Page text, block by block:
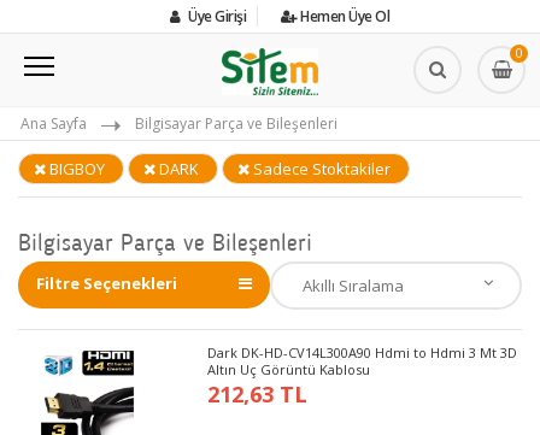
Üye Girişi Hemen Üye Ol
0
Ana Sayfa Bilgisayar Parça ve Bileşenleri
BIGBOY DARK Sadece Stoktakiler
Bilgisayar Parça ve Bileşenleri
Filtre Seçenekleri
Dark DK-HD-CV14L300A90 Hdmi to Hdmi 3 Mt 3D
Altın Uç Görüntü Kablosu
212,63 TL